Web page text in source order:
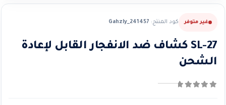
غير متوفر كود المنتج: Gahzly_241457
SL-27 كشاف ضد الانفجار القابل لإعادة
الشحن